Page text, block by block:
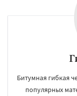
Битумная гибкая
популярных